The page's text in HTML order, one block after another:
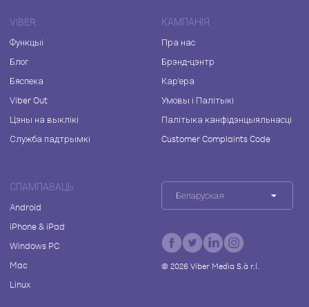
VIBER
Функцыі
Блог
Бяспека
Viber Out
Цэны на выклікі
Служба падтрымкі
КАМПАНІЯ
Пра нас
Брэнд-цэнтр
Кар'ера
Умовы і Палітыкі
Палітыка канфідэнцыяльнасці
Customer Complaints Code
СПАМПАВАЦЬ
Android
iPhone & iPad
Windows PC
Mac
Linux
Беларуская
© 2026Viber Media S.à r.l.